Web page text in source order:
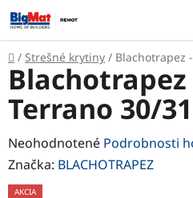
Prejsť
na
obsah
Domov
/ Strešné krytiny / Blachotrapez
Blachotrapez
Terrano 30/
Priemerné
hodnotenie
produktu
Neohodnotené Podrobnosti
Značka: BLACHOTRAPEZ
AKCIA